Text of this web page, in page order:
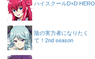
ハイスクールD×D HERO
陰の実力者になりたく
て！2nd season